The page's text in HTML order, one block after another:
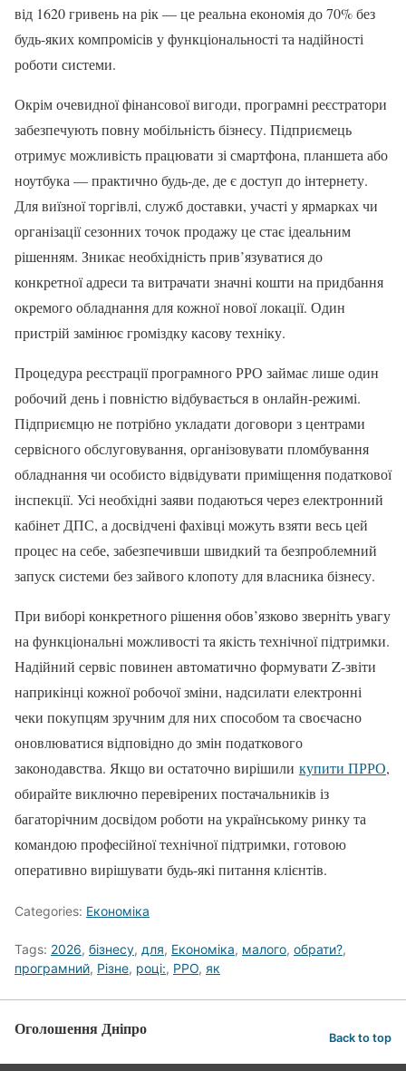
від 1620 гривень на рік — це реальна економія до 70% без
будь-яких компромісів у функціональності та надійності
роботи системи.
Окрім очевидної фінансової вигоди, програмні реєстратори
забезпечують повну мобільність бізнесу. Підприємець
отримує можливість працювати зі смартфона, планшета або
ноутбука — практично будь-де, де є доступ до інтернету.
Для виїзної торгівлі, служб доставки, участі у ярмарках чи
організації сезонних точок продажу це стає ідеальним
рішенням. Зникає необхідність прив’язуватися до
конкретної адреси та витрачати значні кошти на придбання
окремого обладнання для кожної нової локації. Один
пристрій замінює громіздку касову техніку.
Процедура реєстрації програмного РРО займає лише один
робочий день і повністю відбувається в онлайн-режимі.
Підприємцю не потрібно укладати договори з центрами
сервісного обслуговування, організовувати пломбування
обладнання чи особисто відвідувати приміщення податкової
інспекції. Усі необхідні заяви подаються через електронний
кабінет ДПС, а досвідчені фахівці можуть взяти весь цей
процес на себе, забезпечивши швидкий та безпроблемний
запуск системи без зайвого клопоту для власника бізнесу.
При виборі конкретного рішення обов’язково зверніть увагу
на функціональні можливості та якість технічної підтримки.
Надійний сервіс повинен автоматично формувати Z-звіти
наприкінці кожної робочої зміни, надсилати електронні
чеки покупцям зручним для них способом та своєчасно
оновлюватися відповідно до змін податкового
законодавства. Якщо ви остаточно вирішили купити ПРРО,
обирайте виключно перевірених постачальників із
багаторічним досвідом роботи на українському ринку та
командою професійної технічної підтримки, готовою
оперативно вирішувати будь-які питання клієнтів.
Categories: Економіка
Tags: 2026, бізнесу, для, Економіка, малого, обрати?,
програмний, Різне, році:, РРО, як
Оголошення Дніпро Back to top